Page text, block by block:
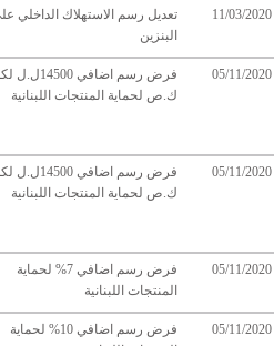
11/03/2020
تعديل رسم الاستهلاك الداخلي
البنزين
05/11/2020
ك.ص لحماية المنتجات اللبنانية
05/11/2020
ك.ص لحماية المنتجات اللبنانية
05/11/2020
فرض رسم اضافي 7% لحماية
المنتجات اللبنانية
05/11/2020
فرض رسم اضافي 10% لحماية